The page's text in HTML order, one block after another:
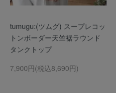
tumugu:(ツムグ) スープレコッ
トンボーダー天竺裾ラウンド
タンクトップ
7,900円(税込8,690円)